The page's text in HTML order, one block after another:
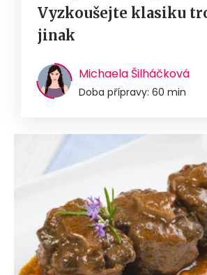
Vyzkoušejte klasiku
jinak
Michaela Šilháčková
Doba přípravy: 60 min